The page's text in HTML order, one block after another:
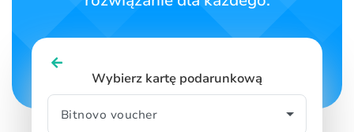
Wybierz kartę podarunkową